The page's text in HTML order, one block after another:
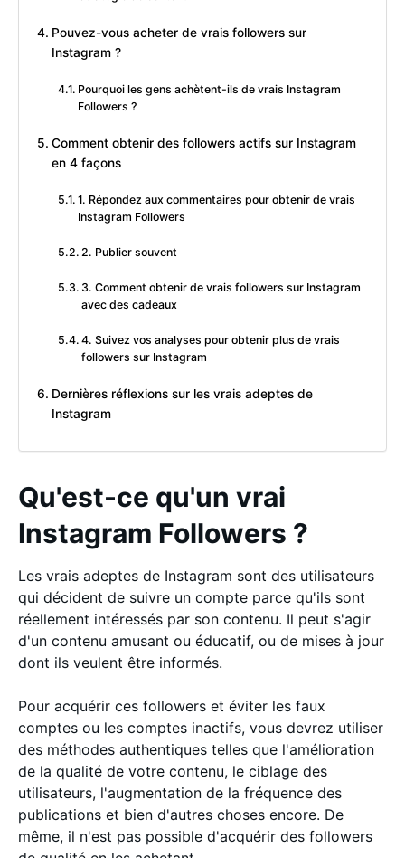
Pouvez-vous acheter de vrais followers sur
Instagram ?
Pourquoi les gens achètent-ils de vrais Instagram
Followers ?
Comment obtenir des followers actifs sur Instagram
en 4 façons
1. Répondez aux commentaires pour obtenir de vrais
Instagram Followers
2. Publier souvent
3. Comment obtenir de vrais followers sur Instagram
avec des cadeaux
4. Suivez vos analyses pour obtenir plus de vrais
followers sur Instagram
Dernières réflexions sur les vrais adeptes de
Instagram
Qu'est-ce qu'un vrai
Instagram Followers ?
Les vrais adeptes de Instagram sont des utilisateurs
qui décident de suivre un compte parce qu'ils sont
réellement intéressés par son contenu. Il peut s'agir
d'un contenu amusant ou éducatif, ou de mises à jour
dont ils veulent être informés.
Pour acquérir ces followers et éviter les faux
comptes ou les comptes inactifs, vous devrez utiliser
des méthodes authentiques telles que l'amélioration
de la qualité de votre contenu, le ciblage des
utilisateurs, l'augmentation de la fréquence des
publications et bien d'autres choses encore. De
même, il n'est pas possible d'acquérir des followers